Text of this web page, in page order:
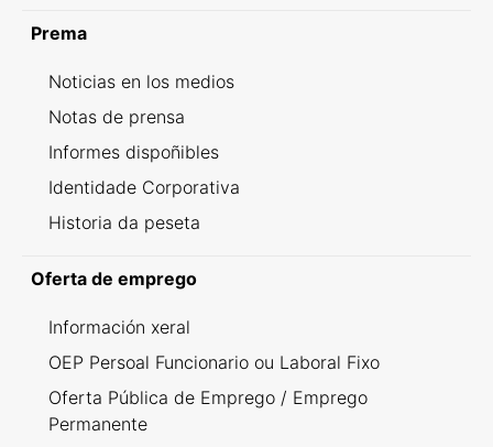
Prema
Noticias en los medios
Notas de prensa
Informes dispoñibles
Identidade Corporativa
Historia da peseta
Oferta de emprego
Información xeral
OEP Persoal Funcionario ou Laboral Fixo
Oferta Pública de Emprego / Emprego
Permanente